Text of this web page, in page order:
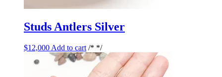
Studs Antlers Silver
$12,000 Add to cart /* */